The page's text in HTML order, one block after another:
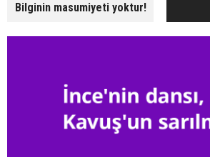
Bilginin masumiyeti yoktur!